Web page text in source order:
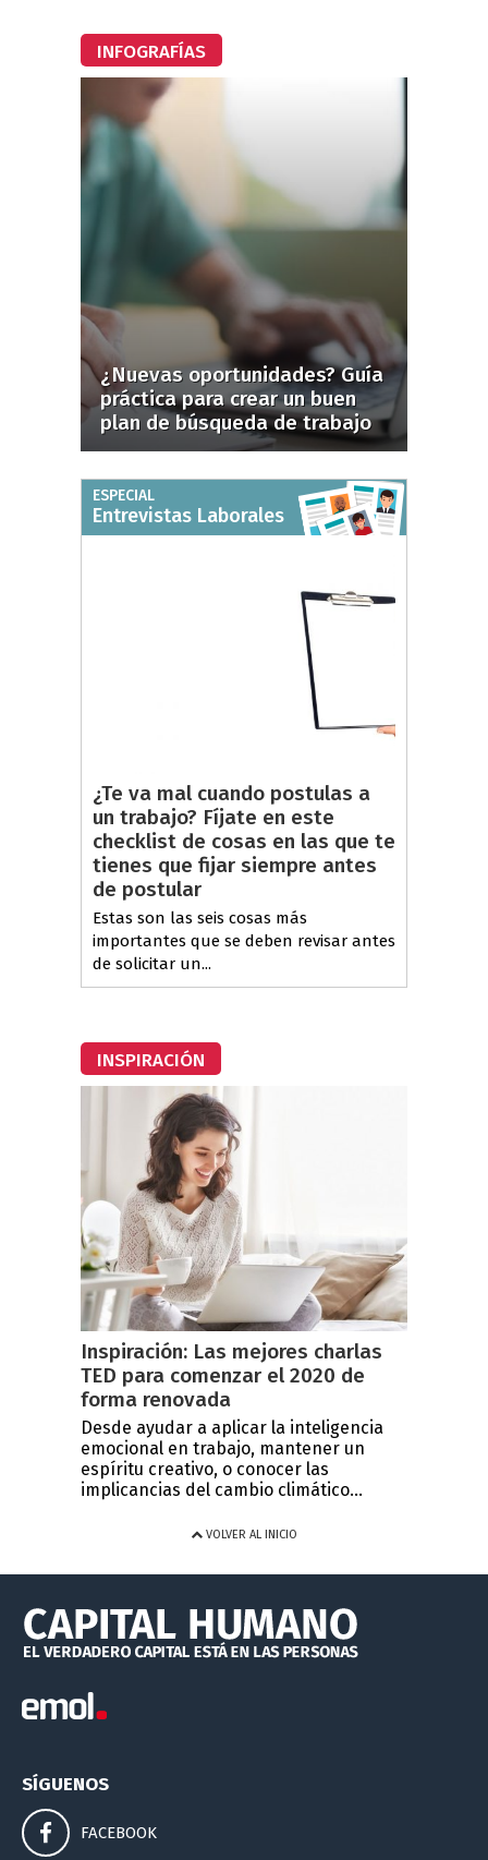
INFOGRAFÍAS
¿Nuevas oportunidades? Guía
práctica para crear un buen
plan de búsqueda de trabajo
ESPECIAL
Entrevistas Laborales
¿Te va mal cuando postulas a
un trabajo? Fíjate en este
checklist de cosas en las que te
tienes que fijar siempre antes
de postular
Estas son las seis cosas más
importantes que se deben revisar antes
de solicitar un...
INSPIRACIÓN
Inspiración: Las mejores charlas
TED para comenzar el 2020 de
forma renovada
Desde ayudar a aplicar la inteligencia
emocional en trabajo, mantener un
espíritu creativo, o conocer las
implicancias del cambio climático...
VOLVER AL INICIO
SÍGUENOS
FACEBOOK